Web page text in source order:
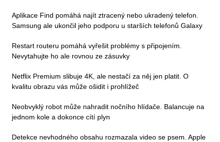
Aplikace Find pomáhá najít ztracený nebo ukradený telefon.
Samsung ale ukončil jeho podporu u starších telefonů Galaxy
Restart routeru pomáhá vyřešit problémy s připojením.
Nevytahujte ho ale rovnou ze zásuvky
Netflix Premium slibuje 4K, ale nestačí za něj jen platit. O
kvalitu obrazu vás může ošidit i prohlížeč
Neobvyklý robot může nahradit nočního hlídače. Balancuje na
jednom kole a dokonce cítí plyn
Detekce nevhodného obsahu rozmazala video se psem. Apple